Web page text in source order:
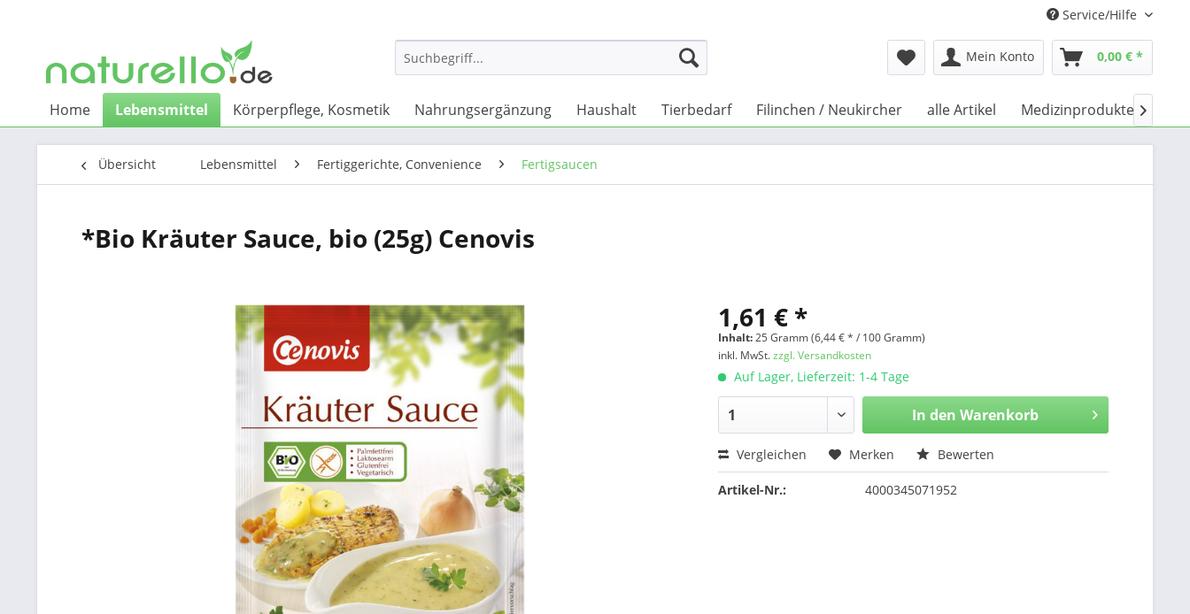
Service/Hilfe
Mein Konto 0,00 € *
Home Lebensmittel Körperpflege, Kosmetik Nahrungsergänzung Haushalt Tierbedarf Filinchen / Neukircher alle Artikel Medizinprodukte 
Übersicht Lebensmittel Fertiggerichte, Convenience Fertigsaucen
*Bio Kräuter Sauce, bio (25g) Cenovis
1,61 € *
Inhalt:25 Gramm (6,44 € * / 100 Gramm)
inkl. MwSt.zzgl. Versandkosten
Auf Lager, Lieferzeit: 1-4 Tage
In den Warenkorb
Vergleichen Merken Bewerten
Artikel-Nr.: 4000345071952